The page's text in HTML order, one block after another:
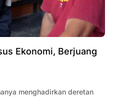
Ekonomi, Berjuang
menghadirkan deretan